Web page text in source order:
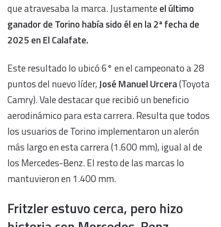
que atravesaba la marca. Justamenteel último
ganador de Torino había sido él en la 2ª fecha de
2025 en El Calafate.
Este resultado lo ubicó 6° en el campeonato a 28
puntos del nuevo líder, José Manuel Urcera(Toyota
Camry). Vale destacar que recibió un beneficio
aerodinámico para esta carrera. Resulta que todos
los usuarios de Torino implementaron un alerón
más largo en esta carrera (1.600 mm), igual al de
los Mercedes-Benz. El resto de las marcas lo
mantuvieron en 1.400 mm.
Fritzler estuvo cerca, pero hizo